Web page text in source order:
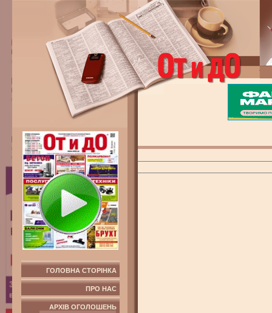
ГОЛОВНА СТОРІНКА
ПРО НАС
АРХІВ ОГОЛОШЕНЬ